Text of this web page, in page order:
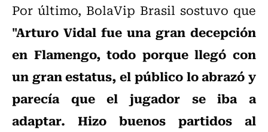
Por último, BolaVip Brasil sostuvo que
"Arturo Vidal fue una gran decepción
en Flamengo, todo porque llegó con
un gran estatus, el público lo abrazó y
parecía que el jugador se iba a
adaptar. Hizo buenos partidos al